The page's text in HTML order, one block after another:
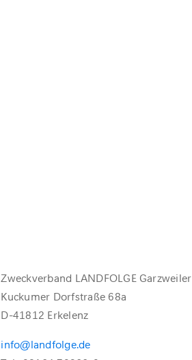
Zweckverband LANDFOLGE Garzweiler
Kuckumer Dorfstraße 68a
D-41812 Erkelenz
info@landfolge.de